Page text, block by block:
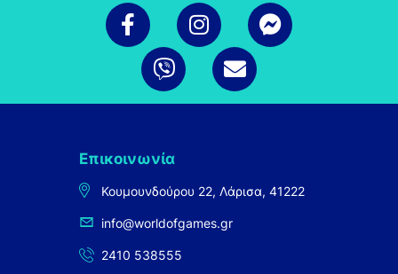
Επικοινωνία
Κουμουνδούρου 22, Λάρισα, 41222
info@worldofgames.gr
2410 538555